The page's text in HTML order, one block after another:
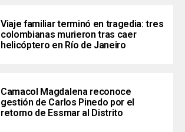
Viaje familiar terminó en tragedia: tres
colombianas murieron tras caer
helicóptero en Río de Janeiro
Camacol Magdalena reconoce
gestión de Carlos Pinedo por el
retorno de Essmar al Distrito